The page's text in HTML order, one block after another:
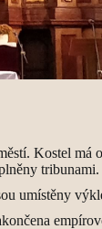
Kostel
tribunami.
umístěny